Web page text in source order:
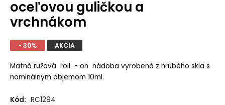
oceľovou guličkou a
vrchnákom
- 30% AKCIA
Matná ružová roll - on nádoba vyrobená z hrubého skla s
nominálnym objemom 10ml.
Kód: RC1294